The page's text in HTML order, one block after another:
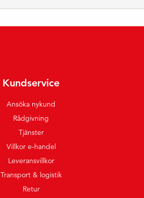
Kundservice
Ansöka nykund
Rådgivning
Tjänster
Villkor e-handel
Leveransvillkor
Transport & logistik
Retur